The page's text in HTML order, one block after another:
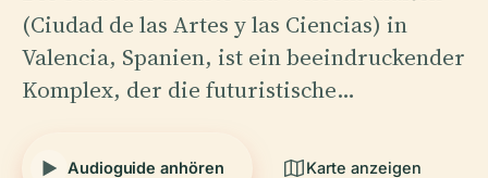
(Ciudad de las Artes y las Ciencias) in
Valencia, Spanien, ist ein beeindruckender
Komplex, der die futuristische…
Audioguide anhören Karte anzeigen